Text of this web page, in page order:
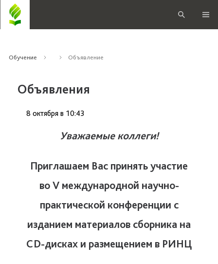
Обучение Объявление
Объявления
8 октября в 10:43
Уважаемые коллеги!
Приглашаем Вас принять участие
во V международной научно-
практической конференции с
изданием материалов сборника на
CD-дисках и размещением в РИНЦ